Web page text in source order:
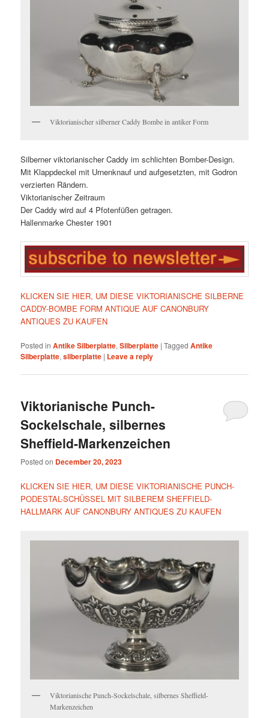
Viktorianischer silberner Caddy Bombe in antiker Form
Silberner viktorianischer Caddy im schlichten Bomber-Design.
Mit Klappdeckel mit Urnenknauf und aufgesetzten, mit Godron
verzierten Rändern.
Viktorianischer Zeitraum
Der Caddy wird auf 4 Pfotenfüßen getragen.
Hallenmarke Chester 1901
KLICKEN SIE HIER, UM DIESE VIKTORIANISCHE SILBERNE
CADDY-BOMBE FORM ANTIQUE AUF CANONBURY
ANTIQUES ZU KAUFEN
Posted in Antike Silberplatte,Silberplatte |Tagged Antike
Silberplatte,silberplatte | Leave a reply
Viktorianische Punch-
Sockelschale, silbernes
Sheffield-Markenzeichen
Posted on December 20, 2023
KLICKEN SIE HIER, UM DIESE VIKTORIANISCHE PUNCH-
PODESTAL-SCHÜSSEL MIT SILBEREM SHEFFIELD-
HALLMARK AUF CANONBURY ANTIQUES ZU KAUFEN
Viktorianische Punch-Sockelschale, silbernes Sheffield-
Markenzeichen